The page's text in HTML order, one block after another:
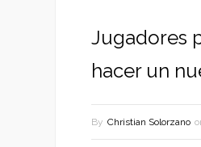
Jugadores
hacer un
By Christian Solorzano